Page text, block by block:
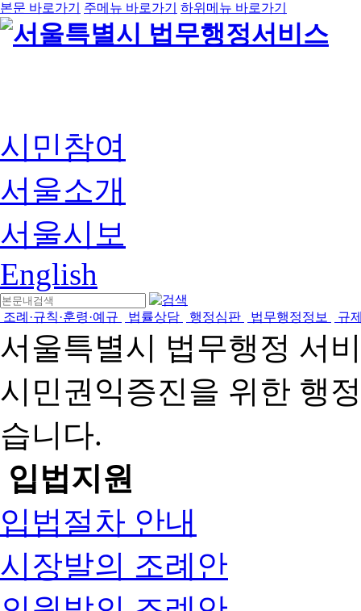
본문 바로가기 주메뉴 바로가기 하위메뉴 바로가기
시민참여
서울소개
서울시보
English
조례·규칙·훈령·예규 법률상담 행정심판 법무행정정보 규
서울특별시 법무행정 서
시민권익증진을 위한 행
습니다.
입법지원
입법절차 안내
시장발의 조례안